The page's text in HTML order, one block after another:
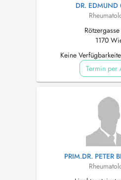
DR. EDMUND
1170
Keine
Termin per
PRIM.DR. PETER